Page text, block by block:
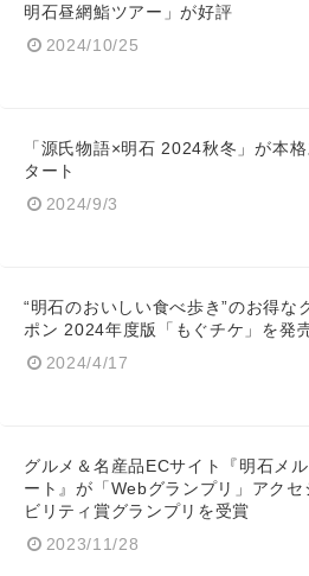
明石昼網鮨ツアー」が好評
2024/10/25
「源氏物語×明石 2024秋冬」が本格
タート
2024/9/3
“明石のおいしい食べ歩き”のお得な
ポン 2024年度版「もぐチケ」を発
2024/4/17
グルメ＆名産品ECサイト『明石メル
ート』が「Webグランプリ」アクセ
ビリティ賞グランプリを受賞
2023/11/28